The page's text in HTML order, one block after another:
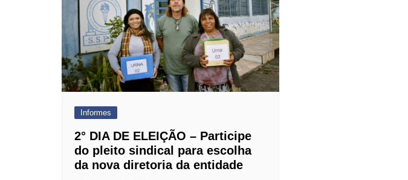
Dentista do Sindicato
Farmácia de Manipulação
GBOEX – Previdência e
Seguros
Instituto Catch
Jurídico
Mogidonto
New Saúde Leader
Informes
2° DIA DE ELEIÇÃO – Participe
do pleito sindical para escolha
da nova diretoria da entidade